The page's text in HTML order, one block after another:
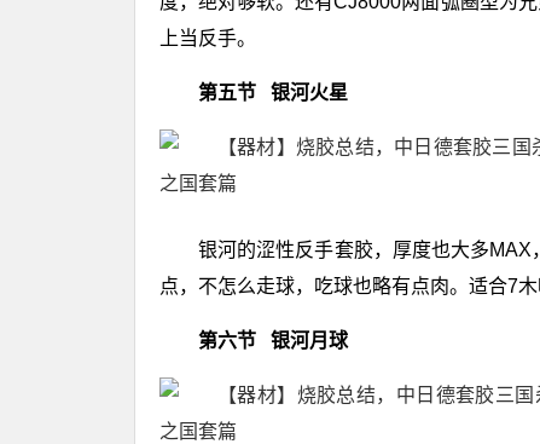
上当反手。
第五节 银河火星
银河的涩性反手套胶，厚度也大多
点，不怎么走球，吃球也略有点肉。适合7木
第六节 银河月球